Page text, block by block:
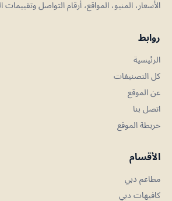
الأسعار، المنيو، المواقع، أرقام التواصل وتقييمات
روابط
الرئيسية
كل التصنيفات
عن الموقع
اتصل بنا
خريطة الموقع
الأقسام
مطاعم دبي
كافيهات دبي